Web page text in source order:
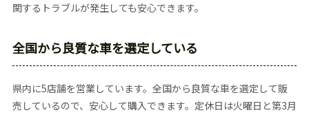
関するトラブルが発生しても安心できます。
全国から良質な車を選定している
県内に5店舗を営業しています。全国から良質な車を選定して販
売しているので、安心して購入できます。定休日は火曜日と第3月